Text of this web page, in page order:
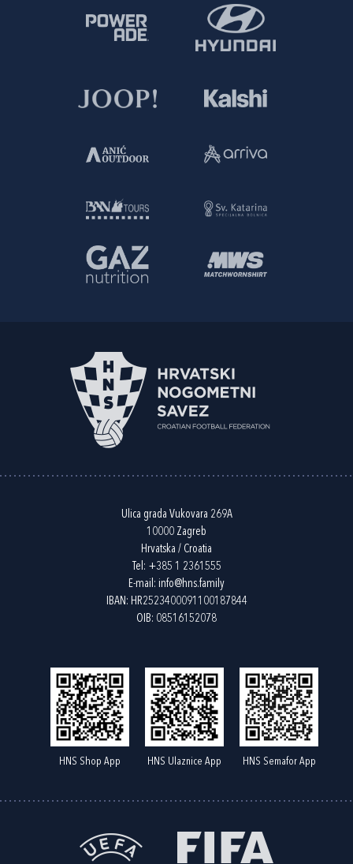
Ulica grada Vukovara 269A
10000 Zagreb
Hrvatska / Croatia
Tel: +385 1 2361555
E-mail: info@hns.family
IBAN: HR2523400091100187844
OIB: 08516152078
HNS Shop App HNS Ulaznice App HNS Semafor App